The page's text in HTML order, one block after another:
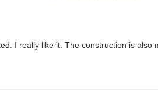
I really like it. The construction is also